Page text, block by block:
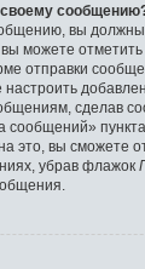
своему
вы должны
можете
отправки
сделав
сообщений»
это, вы сможете
убрав флажок